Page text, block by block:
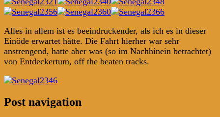
Alles in allem ist es beeindruckender, als ich es in dieser
Einöde erwartet hätte. Die Fahrt hierher war sehr
anstrengend, hatte aber was (so im Nachhinein betrachtet)
von Entdeckertum, off the beaten tracks.
Post navigation